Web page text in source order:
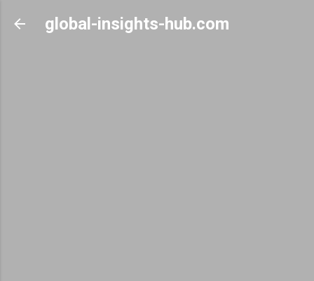
Skip to main content
global-insights-hub.com